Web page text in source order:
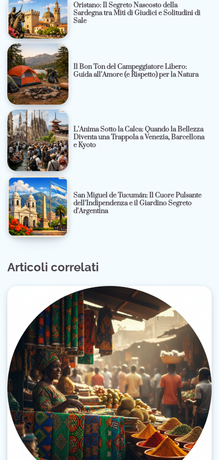
Oristano: Il Segreto Nascosto della
Sardegna tra Miti di Giudici e Solitudini di
Sale
Il Bon Ton del Campeggiatore Libero:
Guida all’Amore (e Rispetto) per la Natura
L’Anima Sotto la Calca: Quando la Bellezza
Diventa una Trappola a Venezia, Barcellona
e Kyoto
San Miguel de Tucumán: Il Cuore Pulsante
dell’Indipendenza e il Giardino Segreto
d’Argentina
Articoli correlati